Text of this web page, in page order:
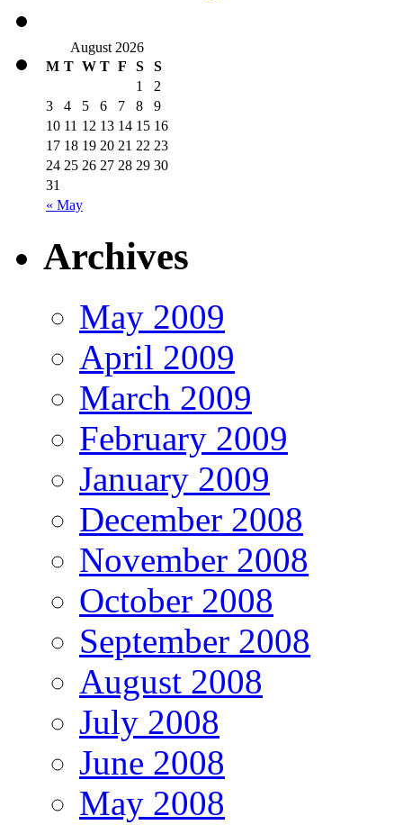
August 2026
M T W T F S S
« May
1
2
3
4 5 6 7 8
9
10 11 12 13 14 15 16
17 18 19 20 21 22 23
24 25 26 27 28 29 30
31
Archives
May 2009
April 2009
March 2009
February 2009
January 2009
December 2008
November 2008
October 2008
September 2008
August 2008
July 2008
June 2008
May 2008